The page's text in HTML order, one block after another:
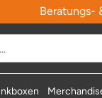
Beratungs-